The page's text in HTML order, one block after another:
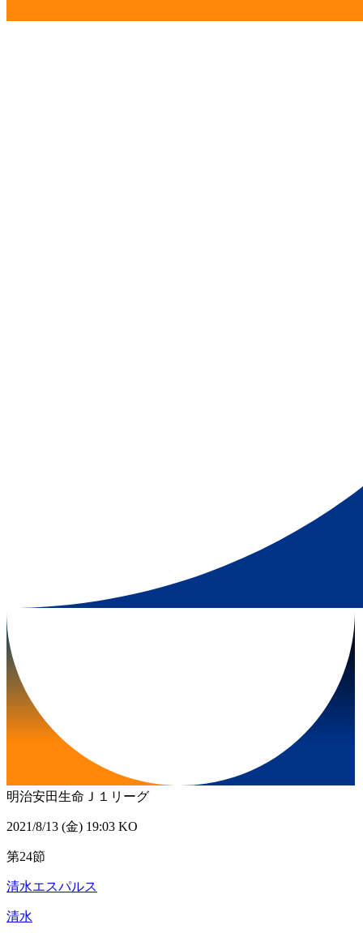
明治安田生命Ｊ１リーグ
2021/8/13 (金) 19:03 KO
第24節
清水エスパルス
清水